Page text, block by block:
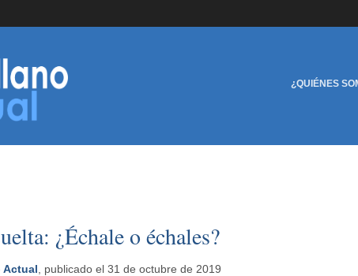
¿QUIÉNES
¿Échale o échales?
Actual , publicado el 31 de octubre de 2019